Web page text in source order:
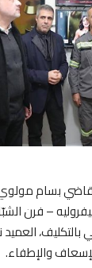
القاضي بسام
– فرن
بالتكليف،
والإطفاء.